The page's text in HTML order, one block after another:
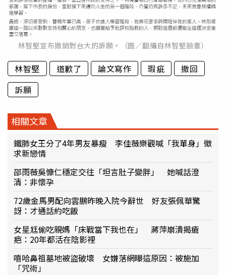
林智堅宣布撤銷對台大的訴願。（圖／翻攝自林智堅臉書）
林智堅 道歉了 論文寫作 瑕疵
撤回
訴願
相關文章
鐵肺女王分了4年男友暴瘦 李佳薇樂觀喊「我單身」徵
求新戀情
邵雨薇吳慷仁穩定交往「坦言肚子變胖」 她喊話澄
清：非懷孕
72歲金馬男配向雲鵬昨晚入院今辭世 好友張佩華驚
訝：才通話約吃飯
女星尪偷吃親媽「床戰當下我也在」 蔣萍崩潰揭瘡
疤：20年都活在陰影裡
嘻哈鼻祖墓地被盜破壞 女嫌落網曝這原因：被施加
「咒術」